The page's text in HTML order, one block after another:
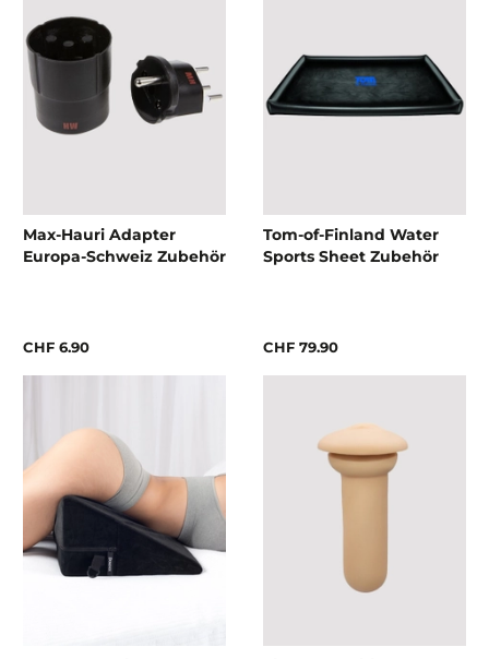
Max-Hauri Adapter
Europa-Schweiz Zubehör
CHF 6.90
Tom-of-Finland Water
Sports Sheet Zubehör
CHF 79.90